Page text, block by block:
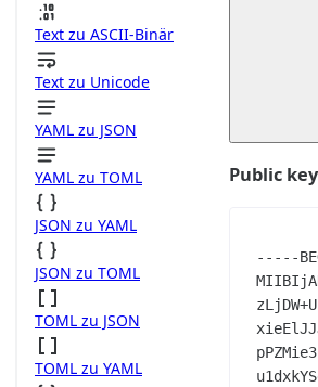
Text zu ASCII-Binär
Text zu Unicode
YAML zu JSON
YAML zu TOML
JSON zu YAML
JSON zu TOML
TOML zu JSON
TOML zu YAML
Public key
-----